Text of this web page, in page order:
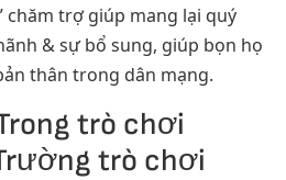
chăm trợ giúp mang lại quý
& sự bổ sung, giúp bọn họ
thân trong dân mạng.
trò chơi
trò chơi